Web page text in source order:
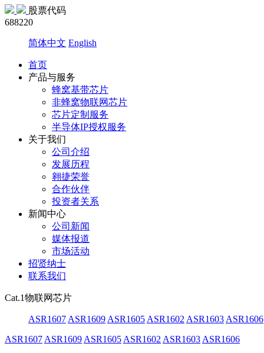
股票代码
688220
简体中文 English
首页
产品与服务
蜂窝基带芯片
非蜂窝物联网芯片
芯片定制服务
半导体IP授权服务
关于我们
公司介绍
发展历程
翱捷荣誉
合作伙伴
投资者关系
新闻中心
公司新闻
媒体报道
市场活动
招贤纳士
联系我们
Cat.1物联网芯片
ASR1607 ASR1609 ASR1605 ASR1602 ASR1603 ASR1606
ASR1607 ASR1609 ASR1605 ASR1602 ASR1603 ASR1606